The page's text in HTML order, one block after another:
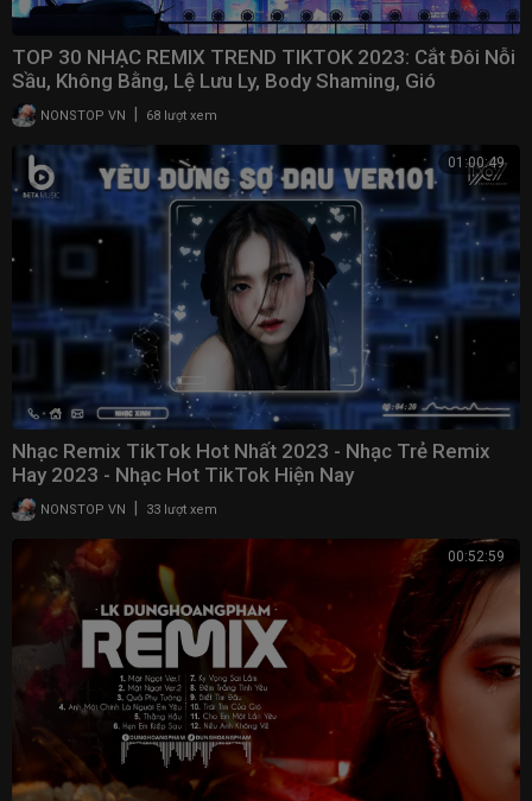
TOP 30 NHẠC REMIX TREND TIKTOK 2023: Cắt Đôi Nỗi
Sầu, Không Bằng, Lệ Lưu Ly, Body Shaming, Gió
NONSTOP VN | 68 lượt xem
01:00:49
Nhạc Remix TikTok Hot Nhất 2023 - Nhạc Trẻ Remix
Hay 2023 - Nhạc Hot TikTok Hiện Nay
NONSTOP VN 33 lượt xem
00:52:59